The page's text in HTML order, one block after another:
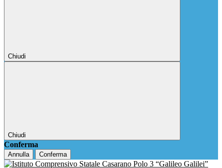
Chiudi
Chiudi
Conferma
Annulla Conferma